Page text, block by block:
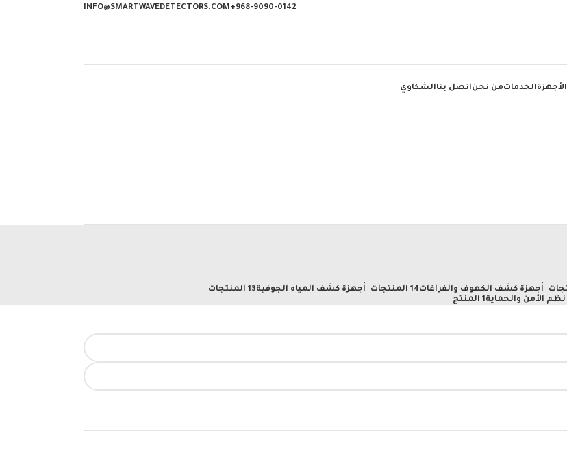
968-9090-0142+
INFO@SMARTWAVEDETECTORS.COM
الأجهزةالخدماتمن نحناتصل بناالشكاوي
أجهزة كشف الكهوف والفراغات14 المنتجات أجهزة كشف المياه الجوفية13 المنتجات
نظم الأمن والحماية1 المنتج